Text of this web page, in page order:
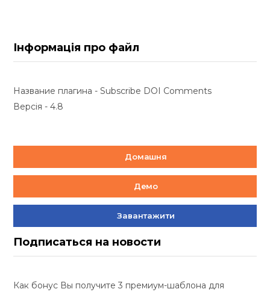
Інформація про файл
Название плагина - Subscribe DOI Comments
Версія - 4.8
Домашня
Демо
Завантажити
Подписаться на новости
Как бонус Вы получите 3 премиум-шаблона для